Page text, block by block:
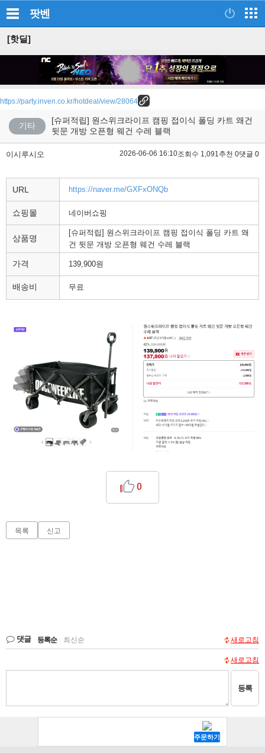
팟벤
[핫딜]
https://party.inven.co.kr/hotdeal/view/28064
기타
[슈퍼적립] 원스위크라이프 캠핑 접이식 폴딩 카트 왜건
뒷문 개방 오픈형 웨건 수레 블랙
이시루시오 2026-06-06 16:10조회수 1,091추천 0댓글 0
URL https://naver.me/GXFxONQb
쇼핑몰 네이버쇼핑
상품명
[슈퍼적립] 원스위크라이프 캠핑 접이식 폴딩 카트 왜
건 뒷문 개방 오픈형 웨건 수레 블랙
가격 139,900원
배송비 무료
0
목록 신고
댓글 등록순 최신순 새로고침
새로고침
등록